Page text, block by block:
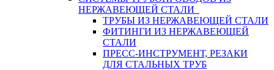
НЕРЖАВЕЮЩЕЙ СТАЛИ
ТРУБЫ ИЗ НЕРЖАВЕЮЩЕЙ СТАЛИ
ФИТИНГИ ИЗ НЕРЖАВЕЮЩЕЙ
СТАЛИ
ПРЕСС-ИНСТРУМЕНТ, РЕЗАКИ
ДЛЯ СТАЛЬНЫХ ТРУБ